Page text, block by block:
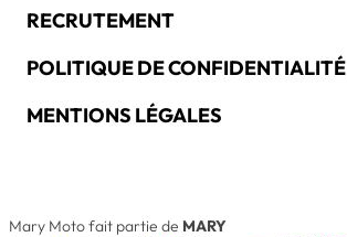
RECRUTEMENT
POLITIQUE DE CONFIDENTIALITÉ
MENTIONS LÉGALES
Mary Moto fait partie de MARY